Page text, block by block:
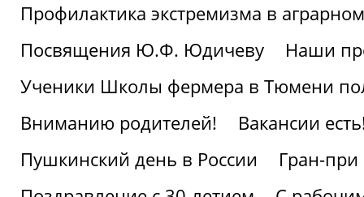
Профилактика экстремизма в аграрном
Посвящения Ю.Ф. Юдичеву
Наши
Ученики Школы фермера в Тюмени
Вниманию родителей!
Вакансии
Пушкинский день в России
Гран-